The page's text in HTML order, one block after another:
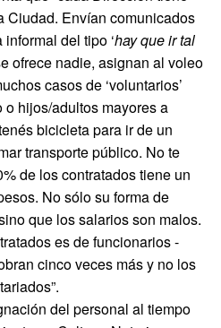
Ciudad. Envían comunicados
del tipo ‘hay que ir tal
ofrece nadie, asignan al voleo
casos de ‘voluntarios’
hijos/adultos mayores a
bicicleta para ir de un
transporte público. No te
de los contratados tiene un
No sólo su forma de
que los salarios son malos.
es de funcionarios -
cinco veces más y no los
del personal al tiempo